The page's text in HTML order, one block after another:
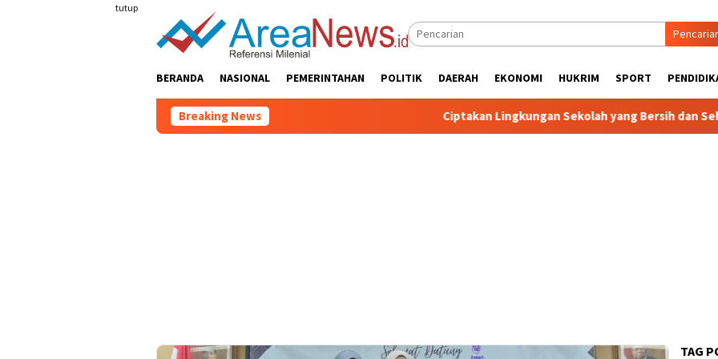
tutup
BERANDA NASIONAL PEMERINTAHAN POLITIK DAERAH EKONOMI HUKRIM SPORT
Breaking News Ciptakan Lingkungan Sekolah yang Bersih dan Sehat, Pemkab
TAG